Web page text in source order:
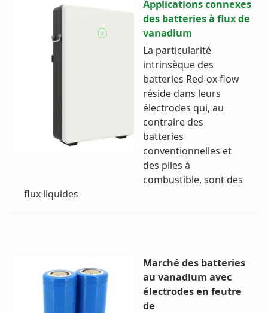
Applications connexes
des batteries à flux de
vanadium
La particularité
intrinsèque des
batteries Red-ox flow
réside dans leurs
électrodes qui, au
contraire des
batteries
conventionnelles et
des piles à
combustible, sont des
flux liquides
Marché des batteries
au vanadium avec
électrodes en feutre
de